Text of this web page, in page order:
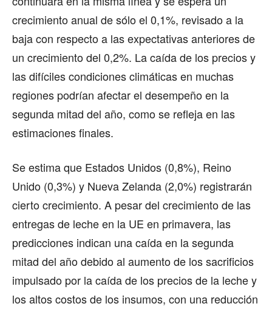
crecimiento anual de sólo el 0,1%, revisado a la
baja con respecto a las expectativas anteriores de
un crecimiento del 0,2%. La caída de los precios y
las difíciles condiciones climáticas en muchas
regiones podrían afectar el desempeño en la
segunda mitad del año, como se refleja en las
estimaciones finales.
Se estima que Estados Unidos (0,8%), Reino
Unido (0,3%) y Nueva Zelanda (2,0%) registrarán
cierto crecimiento. A pesar del crecimiento de las
entregas de leche en la UE en primavera, las
predicciones indican una caída en la segunda
mitad del año debido al aumento de los sacrificios
impulsado por la caída de los precios de la leche y
los altos costos de los insumos, con una reducción